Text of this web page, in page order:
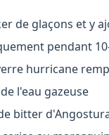
de glaçons et y
pendant
hurricane
l'eau gazeuse
bitter